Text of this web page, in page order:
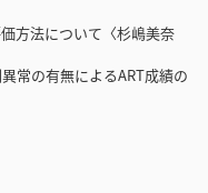
法について〈杉嶋美奈
常の有無によるART成績の